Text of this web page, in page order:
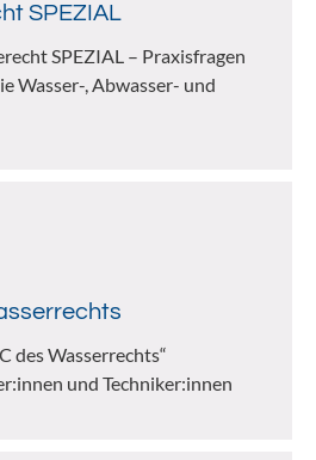
SPEZIAL
SPEZIAL – Praxisfragen
Wasser-, Abwasser- und
des Wasserrechts“
und Techniker:innen